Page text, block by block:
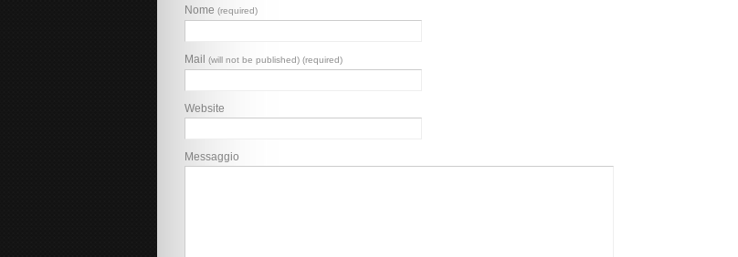
Nome (required)
Mail (will not be published) (required)
Website
Messaggio